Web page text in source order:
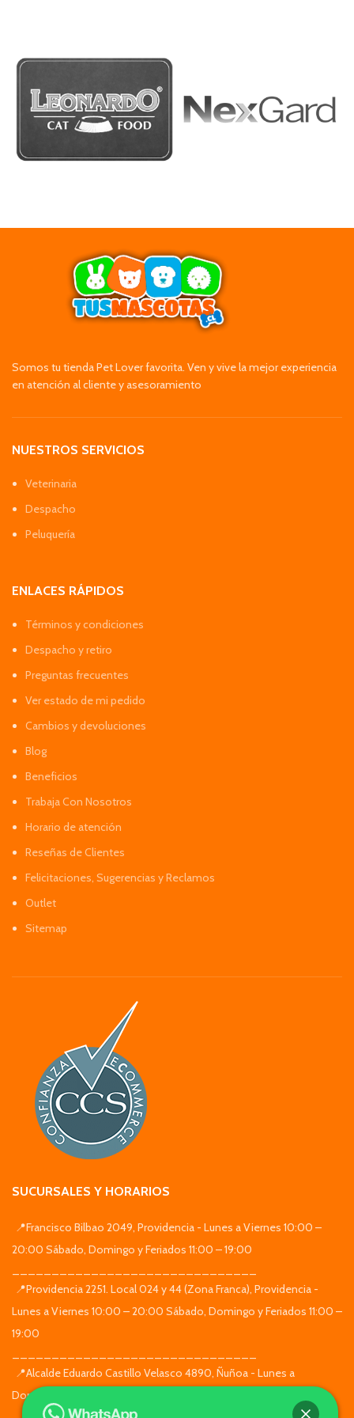
Somos tu tienda Pet Lover favorita. Ven y vive la mejor experiencia
en atención al cliente y asesoramiento
NUESTROS SERVICIOS
Veterinaria
Despacho
Peluquería
ENLACES RÁPIDOS
Términos y condiciones
Despacho y retiro
Preguntas frecuentes
Ver estado de mi pedido
Cambios y devoluciones
Blog
Beneficios
Trabaja Con Nosotros
Horario de atención
Reseñas de Clientes
Felicitaciones, Sugerencias y Reclamos
Outlet
Sitemap
SUCURSALES Y HORARIOS
📍Francisco Bilbao 2049, Providencia - Lunes a Viernes 10:00 –
20:00 Sábado, Domingo y Feriados 11:00 – 19:00
📍Providencia 2251. Local 024 y 44 (Zona Franca), Providencia -
Lunes a Viernes 10:00 – 20:00 Sábado, Domingo y Feriados 11:00 –
19:00
📍Alcalde Eduardo Castillo Velasco 4890, Ñuñoa - Lunes a
Domingo de 10:00 a 19:30
_______________________________